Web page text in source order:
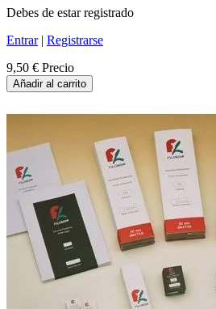
Debes de estar registrado
Entrar| Registrarse
9,50 € Precio
Añadir al carrito